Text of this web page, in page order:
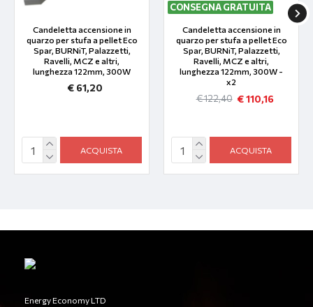
Candeletta accensione in
quarzo per stufa a pellet Eco
Spar, BURNiT, Palazzetti,
Ravelli, MCZ e altri,
lunghezza 122mm, 300W
€ 61,20
ACQUISTA
CONSEGNA GRATUITA
Candeletta accensione in
quarzo per stufa a pellet Eco
Spar, BURNiT, Palazzetti,
Ravelli, MCZ e altri,
lunghezza 122mm, 300W -
x2
€ 110,16
€ 122,40
ACQUISTA
Energy Economy LTD